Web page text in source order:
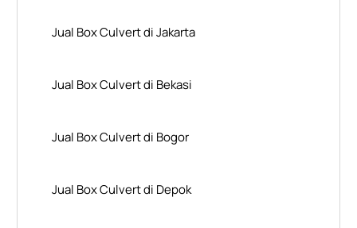
Jual Box Culvert di Jakarta
Jual Box Culvert di Bekasi
Jual Box Culvert di Bogor
Jual Box Culvert di Depok